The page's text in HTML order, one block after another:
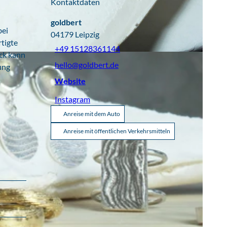
kann
goldbert
04179 Leipzig
+49 15128361144
hello@goldbert.de
Website
Instagram
Anreise mit dem Auto
Anreise mit öffentlichen Verkehrsmitteln